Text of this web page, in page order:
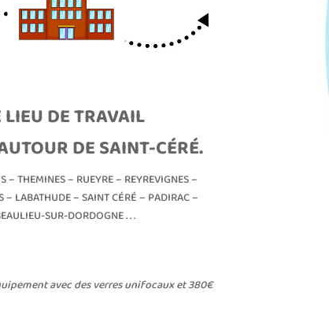
DE TRAVAIL
DE SAINT-CÉRÉ.
THEMINES – RUEYRE – REYREVIGNES –
– LABATHUDE – SAINT CÉRÉ – PADIRAC –
SUR-DORDOGNE . . .
avec des verres unifocaux et 380€